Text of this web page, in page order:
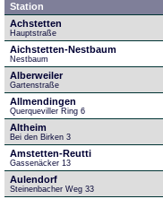
Station
Achstetten
Hauptstraße
Aichstetten-Nestbaum
Nestbaum
Alberweiler
Gartenstraße
Allmendingen
Querqueviller Ring 6
Altheim
Bei den Birken 3
Amstetten-Reutti
Gassenäcker 13
Aulendorf
Steinenbacher Weg 33